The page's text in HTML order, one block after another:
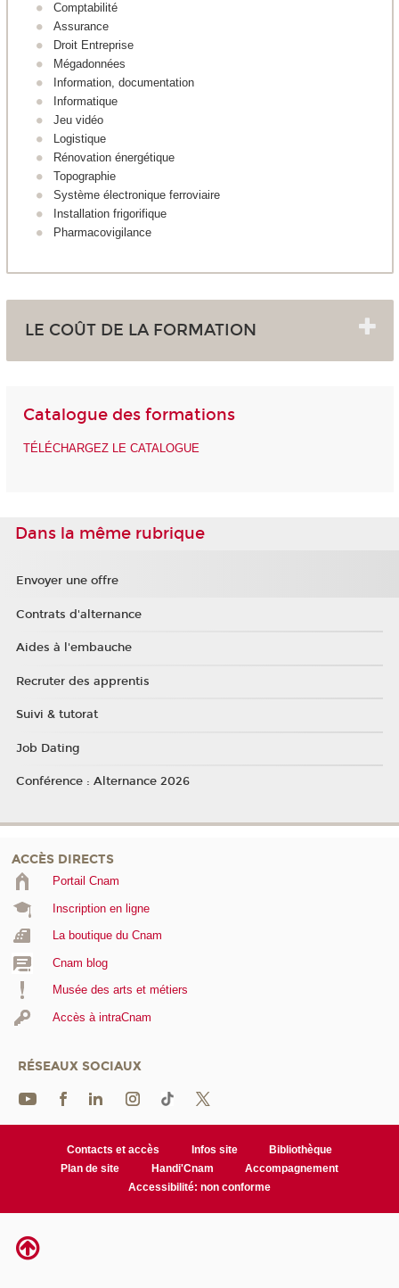
Comptabilité
Assurance
Droit Entreprise
Mégadonnées
Information, documentation
Informatique
Jeu vidéo
Logistique
Rénovation énergétique
Topographie
Système électronique ferroviaire
Installation frigorifique
Pharmacovigilance
LE COÛT DE LA FORMATION
Catalogue des formations
TÉLÉCHARGEZ LE CATALOGUE
Dans la même rubrique
Envoyer une offre
Contrats d'alternance
Aides à l'embauche
Recruter des apprentis
Suivi & tutorat
Job Dating
Conférence : Alternance 2026
ACCÈS DIRECTS
Portail Cnam
Inscription en ligne
La boutique du Cnam
Cnam blog
Musée des arts et métiers
Accès à intraCnam
RÉSEAUX SOCIAUX
Contacts et accès Infos site
Bibliothèque
Plan de site
Handi'Cnam
Accompagnement
Accessibilité: non conforme